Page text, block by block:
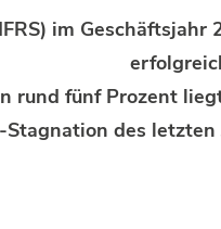
im Geschäftsjahr
rund fünf Prozent
des